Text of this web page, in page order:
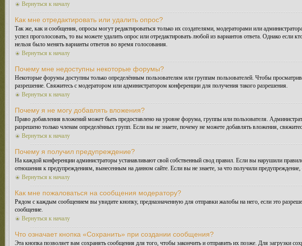
Вернуться к началу
Как мне отредактировать или удалить опрос?
Так же, как и сообщения, опросы могут редактироваться только их создателями, модераторами или
успел проголосовать, то вы можете удалить опрос или отредактировать любой из вариантов ответа. Однако
нельзя было менять варианты ответов во время голосования.
Вернуться к началу
Почему мне недоступны некоторые форумы?
Некоторые форумы доступны только определённым пользователям или группам пользователей. Чтобы
разрешение. Свяжитесь с модератором или администратором конференции для получения такого разрешения.
Вернуться к началу
Почему я не могу добавлять вложения?
Право добавления вложений может быть предоставлено на уровне форума, группы или пользователя.
разрешено только членам определённых групп. Если вы не знаете, почему не можете добавлять вложения,
Вернуться к началу
Почему я получил предупреждение?
На каждой конференции администраторы устанавливают свой собственный свод правил. Если вы нарушили
отношения к предупреждениям, вынесенным на данном сайте. Если вы не знаете, за что получили
Вернуться к началу
Как мне пожаловаться на сообщения модератору?
Рядом с каждым сообщением вы увидите кнопку, предназначенную для отправки жалобы на него, если это
сообщение.
Вернуться к началу
Что означает кнопка «Сохранить» при создании сообщения?
Эта кнопка позволяет вам сохранять сообщения для того, чтобы закончить и отправить их позже. Для загрузки